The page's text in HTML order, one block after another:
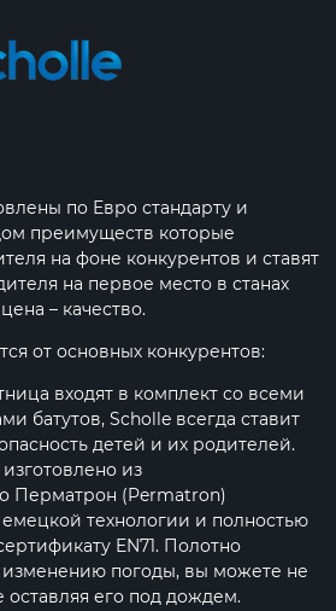
по Евро стандарту и
преимуществ которые
на фоне конкурентов и ставят
на первое место в станах
– качество.
от основных конкурентов:
входят в комплект со всеми
батутов, Scholle всегда ставит
детей и их родителей.
из
Перматрон (Permatron)
технологии и полностью
EN71. Полотно
изменению погоды, вы можете не
оставляя его под дождем.